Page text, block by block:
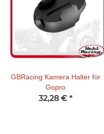
GBRacing Kamera Halter für
Gopro
32,28 € *